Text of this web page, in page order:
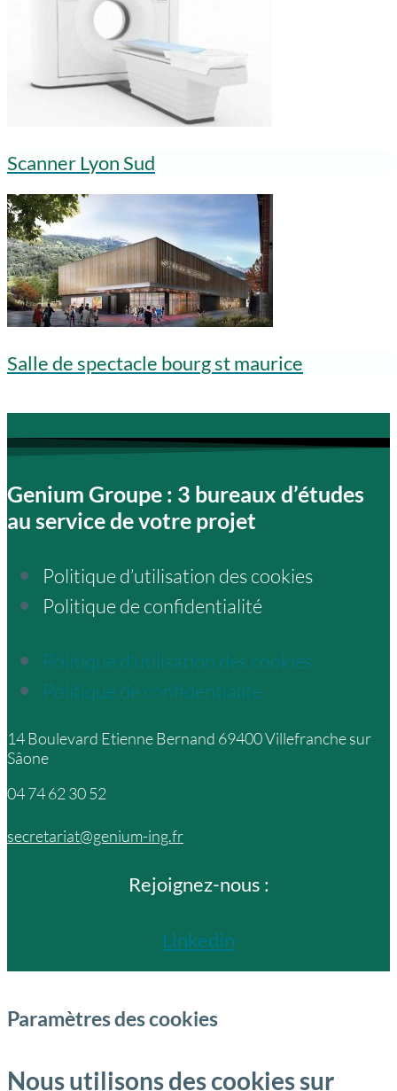
Scanner Lyon Sud
Salle de spectacle bourg st maurice
Genium Groupe : 3 bureaux d’études
au service de votre projet
Politique d’utilisation des cookies
Politique de confidentialité
Politique d’utilisation des cookies
Politique de confidentialité
14 Boulevard Etienne Bernand 69400 Villefranche sur
Sâone
04 74 62 30 52
secretariat@genium-ing.fr
Rejoignez-nous :
Linkedin
Paramètres des cookies
Nous utilisons des cookies sur